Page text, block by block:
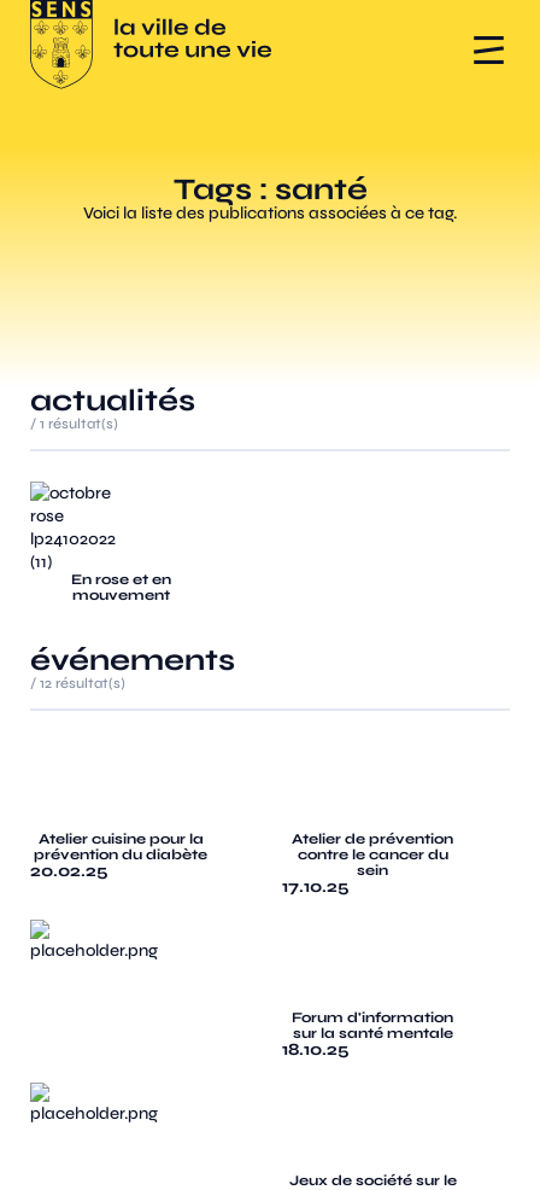
Tags : santé
Voici la liste des publications associées à ce tag.
actualités
/ 1 résultat(s)
En rose et en
mouvement
événements
/ 12 résultat(s)
Atelier cuisine pour la
prévention du diabète
20.02.25
Atelier de prévention
contre le cancer du
sein
17.10.25
Forum d'information
sur la santé mentale
18.10.25
Jeux de société sur le